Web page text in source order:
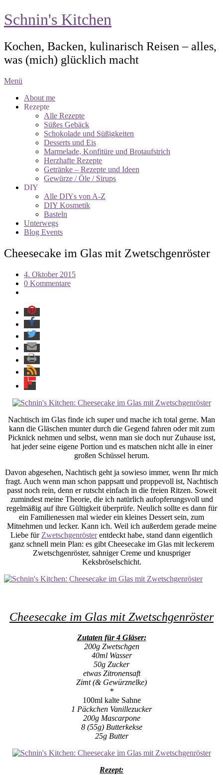
Schnin's Kitchen
Kochen, Backen, kulinarisch Reisen – alles,
was (mich) glücklich macht
Menü
About me
Rezepte
Alle Rezepte
Süßes Gebäck
Schokolade und Süßigkeiten
Desserts und Eis
Marmelade, Konfitüre und Brotaufstrich
Herzhafte Rezepte
Getränke – Rezepte und Ideen
Gewürze / Öle / Sirups
DIY
Alle DIYs von A-Z
DIY Kosmetik
Basteln
Unterwegs
Blog Events
Cheesecake im Glas mit Zwetschgenröster
4. Oktober 2015
0 Kommentare
Nachtisch im Glas finde ich super und mache ich total gerne. Man
kann die Gläschen munter durch die Gegend fahren oder mit zum
Picknick nehmen und selbst, wenn man sie doch nur Zuhause isst,
hat jeder seine eigene Portion und es matschen nicht alle in einer
großen Schüssel herum.
Davon abgesehen, Nachtisch geht ja sowieso immer, wenn Ihr mich
fragt. Auch wenn man schon pappsatt und proppevoll ist, Nachtisch
passt noch rein, denn er rutscht einfach in die freien Ritzen. Soweit
zumindest meine Theorie, die ich natürlich aufopferungsvoll und
regelmäßig auf ihre Gültigkeit überprüfe. Neulich sollte es dann für
ein Familienessen mal wieder ein kleines Dessert sein, zum
Mitnehmen und lecker. Kann ich. Weil ich außerdem gerade meine
Liebe für Zwetschgenrösterentdeckt habe, stand dann eigentlich
ganz schnell mein Plan: es gibt Cheesecake im Glas mit leckerem
Zwetschgenröster, sahniger Creme und knuspriger
Keksbröselschicht.
Cheesecake im Glas mit Zwetschgenröster
Zutaten für 4 Gläser:
200g Zwetschgen
40ml Wasser
50g Zucker
etwas Zitronensaft
Zimt (& Gewürznelke)
*
100ml kalte Sahne
1 Päckchen Vanillezucker
200g Mascarpone
8 (55g) Butterkekse
25g Butter
Rezept: